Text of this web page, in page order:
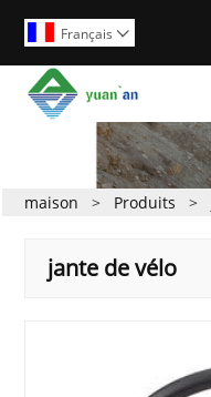
Français 
maison > Produits >
jante de vélo